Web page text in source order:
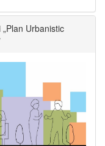
Urbanistic